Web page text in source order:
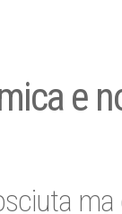
e
ma